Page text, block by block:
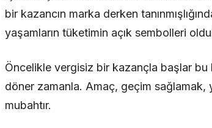
bir kazancın marka derken
yaşamların tüketimin açık sembolleri
Öncelikle vergisiz bir kazançla başlar
döner zamanla. Amaç, geçim
mubahtır.